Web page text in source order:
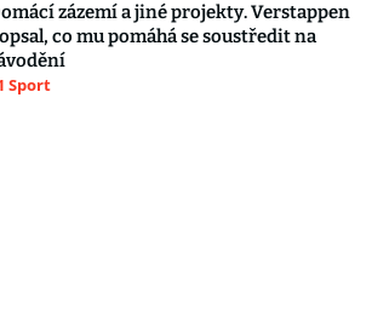
zázemí a jiné projekty. Verstappen
co mu pomáhá se soustředit na
Sport